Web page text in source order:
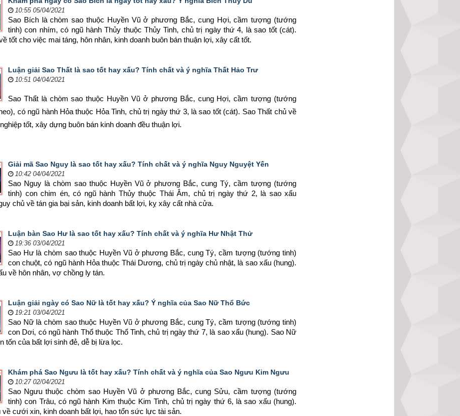
10:55 05/04/2021
Sao Bích là chòm sao thuộc Huyền Vũ ở phương Bắc, cung Hợi, cầm tượng (tướng
tinh) con nhím, có ngũ hành Thủy thuộc Thủy Tinh, chủ trị ngày thứ 4, là sao tốt (cát).
tốt cho việc mai táng, hôn nhân, kinh doanh buôn bán thuận lợi, xây cất tốt.
Luận giải Sao Thất là sao tốt hay xấu? Tính chất và ý nghĩa Thất Hảo Trư
10:51 04/04/2021
Sao Thất là chòm sao thuộc Huyền Vũ ở phương Bắc, cung Hợi, cầm tượng (tướng
có ngũ hành Hỏa thuộc Hỏa Tinh, chủ trị ngày thứ 3, là sao tốt (cát). Sao Thất chủ về
tốt, xây dựng buôn bán kinh doanh đều thuận lợi.
Giải mã Sao Nguy là sao tốt hay xấu? Tính chất và ý nghĩa Nguy Nguyệt Yến
10:42 04/04/2021
Sao Nguy là chòm sao thuộc Huyền Vũ ở phương Bắc, cung Tý, cầm tượng (tướng
tinh) con chim én, có ngũ hành Thủy thuộc Thái Âm, chủ trị ngày thứ 2, là sao xấu
chủ về tán gia bại sản, kinh doanh bất lợi, kỵ xây cất nhà cửa.
Luận bàn Sao Hư là sao tốt hay xấu? Tính chất và ý nghĩa Hư Nhật Thử
19:36 03/04/2021
Sao Hư là chòm sao thuộc Huyền Vũ ở phương Bắc, cung Tý, cầm tượng (tướng tinh)
con chuột, có ngũ hành Hỏa thuộc Thái Dương, chủ trị ngày chủ nhật, là sao xấu (hung).
về hôn nhân, vợ chồng ly tán.
Luận giải ngày có Sao Nữ là tốt hay xấu? Ý nghĩa của Sao Nữ Thổ Bức
19:21 03/04/2021
Sao Nữ là chòm sao thuộc Huyền Vũ ở phương Bắc, cung Tý, cầm tượng (tướng tinh)
con Dơi, có ngũ hành Thổ thuộc Thổ Tinh, chủ trị ngày thứ 7, là sao xấu (hung). Sao Nữ
tốn của bất lợi sinh đẻ, dễ bị lừa lọc.
Khám phá Sao Ngưu là tốt hay xấu? Tính chất và ý nghĩa của Sao Ngưu Kim Ngưu
10:27 02/04/2021
Sao Ngưu thuộc chòm sao Huyền Vũ ở phương Bắc, cung Sửu, cầm tượng (tướng
tinh) con Trâu, có ngũ hành Kim thuộc Kim Tinh, chủ trị ngày thứ 6, là sao xấu (hung).
về cưới xin, kinh doanh bất lợi, hao tổn sức lực tài sản.